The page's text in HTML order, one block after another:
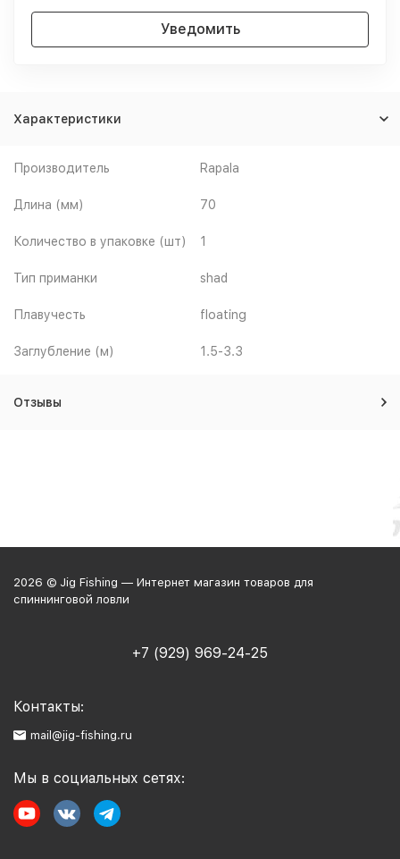
Уведомить
Характеристики
Производитель Rapala
Длина (мм) 70
Количество в упаковке (шт) 1
Тип приманки shad
Плавучесть floating
Заглубление (м) 1.5-3.3
Отзывы
2026 © Jig Fishing — Интернет магазин товаров для
спиннинговой ловли
+7 (929) 969-24-25
Контакты:
mail@jig-fishing.ru
Мы в социальных сетях: